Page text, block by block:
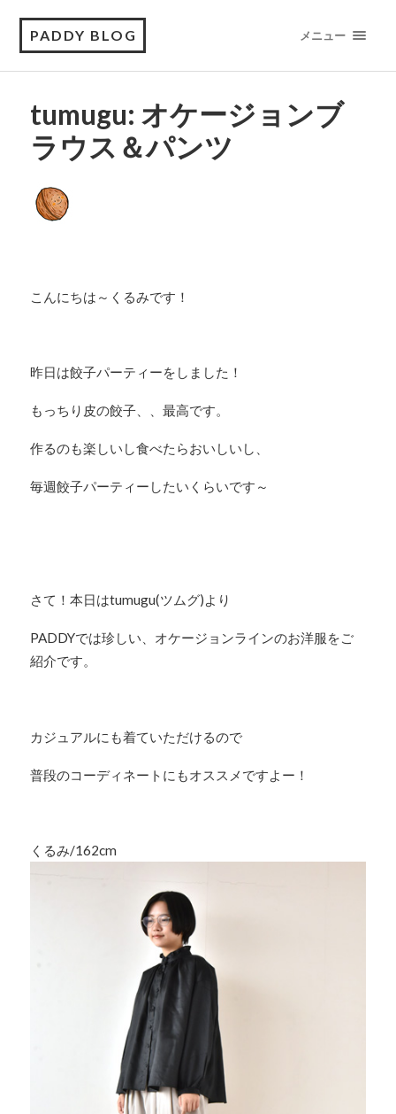
PADDY BLOG メニュー
tumugu: オケージョンブ
ラウス＆パンツ
こんにちは～くるみです！
昨日は餃子パーティーをしました！
もっちり皮の餃子、、最高です。
作るのも楽しいし食べたらおいしいし、
毎週餃子パーティーしたいくらいです～
さて！本日はtumugu(ツムグ)より
PADDYでは珍しい、オケージョンラインのお洋服をご
紹介です。
カジュアルにも着ていただけるので
普段のコーディネートにもオススメですよー！
くるみ/162cm